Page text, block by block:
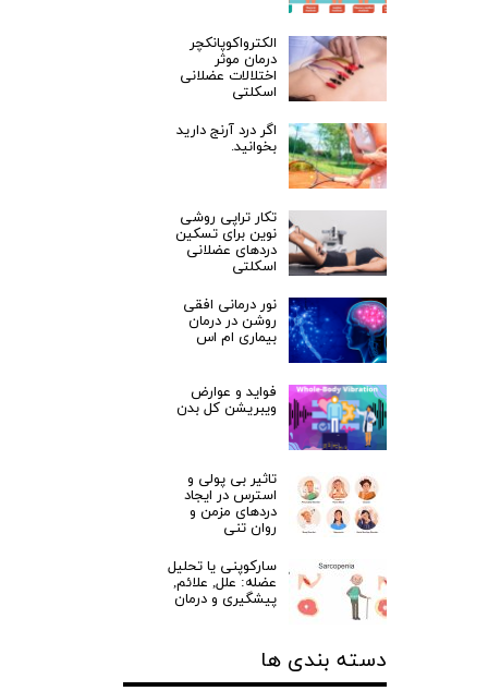
الکترواکوپانکچر
درمان موثر
اختلالات عضلانی
اسکلتی
اگر درد آرنج دارید
بخوانید.
تکار تراپی روشی
نوین برای تسکین
دردهای عضلانی
اسکلتی
نور درمانی افقی
روشن در درمان
بیماری ام اس
فواید و عوارض
ویبریشن کل بدن
تاثیر بی پولی و
استرس در ایجاد
دردهای مزمن و
روان تنی
سارکوپنی یا تحلیل
عضله: علل, علائم,
پیشگیری و درمان
دسته بندی ها